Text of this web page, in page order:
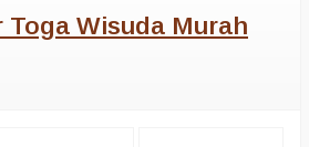
Toga Wisuda Murah